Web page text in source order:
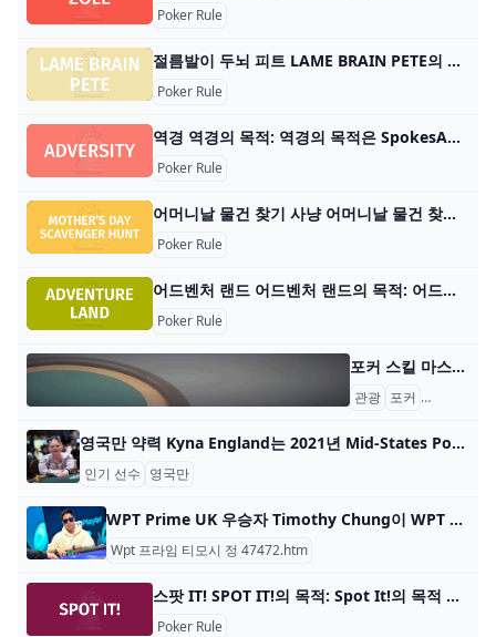
Poker Rule
절름발이 두뇌 피트 LAME BRAIN PETE의 목표: Lame Brain Pete의 목표는 포트에서 승리하는 것입니다. 플레이어 수: 3~10명 재료: 표준 52장 카드 데크, 칩 또는 머니, 평평한 표면. 게
Poker Rule
역경 역경의 목적: 역경의 목적은 SpokesAnimal, SpokesPerson 및 Max Madison을 고용하는 최초의 광고 대행사가 되는 것입니다. 플레이어 수: 3~6명 재료: 슬로건 카드 400장, 제품 카
Poker Rule
어머니날 물건 찾기 사냥 어머니날 물건 찾기 게임의 목적: 어머니날 물건 찾기 게임의 목적은 엄마가 가능한 한 많은 선물을 찾는 것입니다. 플레이어 수: 2명 이상 자료: 선물 및 체크리스트 게임
Poker Rule
어드벤처 랜드 어드벤처 랜드의 목적: 어드벤처 랜드의 목적은 게임이 끝났을 때 가장 높은 승점을 얻은 플레이어가 되는 것입니다. 플레이어 수: 2~4명 재료: 게임 보드 1개, 개요
Poker Rule
포커 스킬 마스터 웹사이트: https://www.pokerskillevents.com/ 2024년 3월 20~25일 슬로베니아 스킬 포커 마스터 500k GTD, 노바 고리차(5) 2024년 7월 3~8일 슬로바키아 스킬 포커 마스터 500k GTD, 브라티슬
관광 포커 포커 데이
영국만 약력 Kyna England는 2021년 Mid-States Poker Tour(MSPT) 올해의 선수로 선정된 경력 수입이 $800,000가 넘는 미국 포커 플레이어입니다. 그녀는 GPoker YouTube 채널의 포커 리얼리티
인기 선수 영국만
WPT Prime UK 우승자 Timothy Chung이 WPT 월드 챔피언십을 준비하고 있습니다. WPT 월드 챔피언십 페스티벌(12월 3~23일)의 일환으로 $1,100 바이인, $5,000,000 GTD WPT 프라임 챔피언십이 12월 8일부터 14일까지 Wynn Las Vegas에서 개최됩니다. 작
Wpt 프라임 티모시 정 47472.htm
스팟 IT! SPOT IT!의 목적: Spot It!의 목적 다른 플레이어보다 먼저 동일한 기호를 찾아내는 것입니다. 플레이어 수: 2~8명 재료: 카드 놀이 55장, 주석 상자 및 설명서 게
Poker Rule